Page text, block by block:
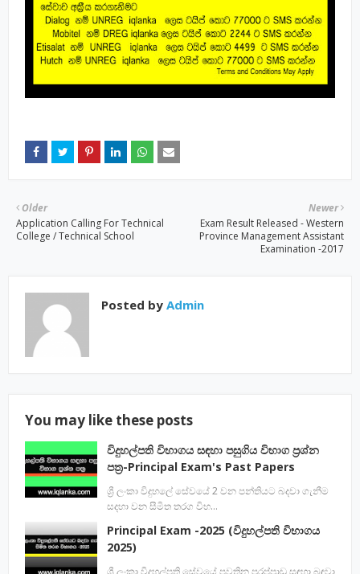
Newer
Exam Result Released - Western
Province Management Assistant
Examination -2017
Older
Application Calling For Technical
College / Technical School
Posted by Admin
You may like these posts
විදුහල්පති විභාගය සඳහා පසුගිය විභාග ප්‍රශ්න
පත්‍ර-Principal Exam's Past Papers
ශ්‍රී ලංකා විදුහලේ සේවයේ 2 වන පන්තියට බදවා ගැනීම
සදහා වන සීමිත තරග විභ…
Principal Exam -2025 (විදුහල්පති විභාගය
2025)
ශ්‍රී ලංකා විදුහල්පති සේවයේ පවතින පුරප්පාඩු සඳහා බඳවා